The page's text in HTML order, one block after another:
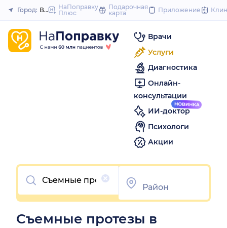
to
Закрыть
Город: ВолгоградНаПоправку
Плюс
Подарочная
карта
Приложение
Врачи
Услуги
Диагностика
Онлайн-
консультации
ИИ-доктор
Психологи
Акции
Очистить
Съемные протезы в